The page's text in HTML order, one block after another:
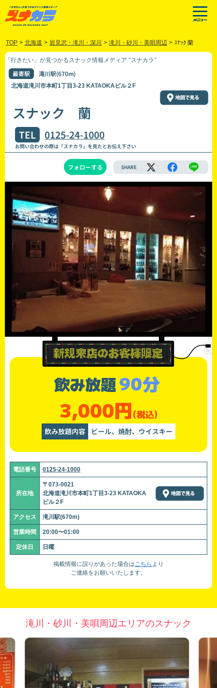
TOP > 北海道 > 岩見沢・滝川・深川 > 滝川・砂川・美唄周辺 > ｽﾅｯｸ 蘭
「行きたい」が見つかるスナック情報メディア “スナカラ”
最寄駅 滝川駅(670m)
北海道滝川市本町1丁目3-23 KATAOKAビル２F
スナック 蘭
TEL 0125-24-1000
お問い合わせの際は「スナカラ」を見たとお伝え下さい
フォローする SHARE
飲み放題90分
3,000円(税込)
飲み放題内容 ビール、焼酎、ウイスキー
電話番号 0125-24-1000
所在地
〒073-0021
北海道滝川市本町1丁目3-23 KATAOKA
ビル２F
アクセス 滝川駅(670m)
営業時間 20:00〜01:00
定休日 日曜
掲載情報に誤りがあった場合はこちら より
ご連絡をお願いいたします。
滝川・砂川・美唄周辺エリアのスナック